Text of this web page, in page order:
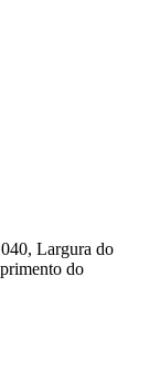
Largura do
do